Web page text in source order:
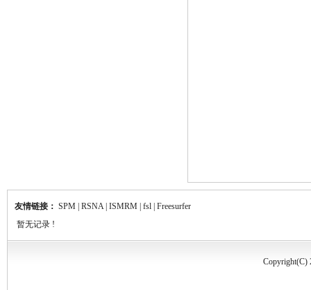
友情链接： SPM RSNA ISMRM fsl Freesurfer
暂无记录 !